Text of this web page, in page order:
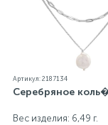
Артикул: 2187134
Серебряное
Вес изделия: 6,49 г.